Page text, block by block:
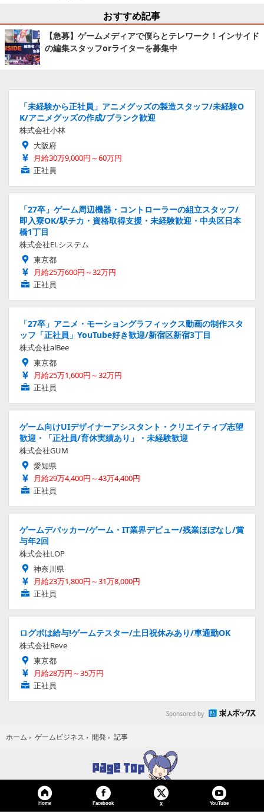
おすすめ記事
【急募】ゲームメディアで僕らとテレワーク！インサイド
の編集スタッフorライターを募集中
「未経験から正社員」アニメグッズの製造スタッフ/未経験O
K/アニメグッズの作成/ブランク歓迎
株式会社小林
大阪府
月給30万9,000円～60万円
正社員
「27卒」ゲーム周辺機器・コントローラーの組立スタッフ/
即入寮OK/駅チカ・資格取得支援・未経験歓迎・中央区日本
橋1丁目
株式会社ELシステム
東京都
月給25万600円～32万円
正社員
「27卒」アニメ・モーショングラフィックス動画の制作スタ
ッフ「正社員」YouTube好き歓迎/新宿区新宿3丁目
株式会社alBee
東京都
月給25万1,600円～32万円
正社員
ゲーム向けUIデザイナーアシスタント・クリエイティブ志望
歓迎・「正社員/育休実績あり」・未経験歓迎
株式会社GUM
愛知県
月給29万4,400円～43万4,400円
正社員
ゲームデバッカー/ゲーム・IT業界デビュー/残業ほぼなし/賞
与年2回
株式会社LOP
神奈川県
月給23万1,800円～31万8,000円
正社員
ログボは給与!ゲームテスター/土日祝休みあり/車通勤OK
株式会社Reve
東京都
月給28万円～35万円
正社員
Sponsored by
ホーム › ゲームビジネス › 開発 › 記事
Home Facebook X YouTube